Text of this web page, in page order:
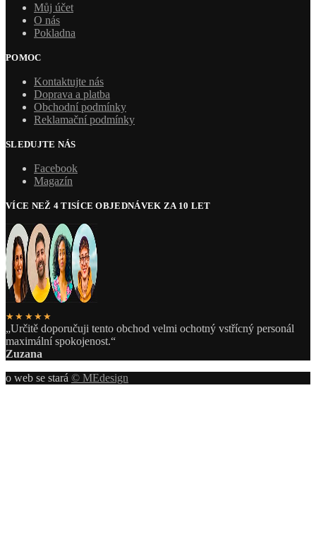
Můj účet
O nás
Pokladna
POMOC
Kontaktujte nás
Doprava a platba
Obchodní podmínky
Reklamační podmínky
SLEDUJTE NÁS
Facebook
Magazín
VÍCE NEŽ 4 TISÍCE OBJEDNÁVEK ZA 10 LET
★★★★★
„Určitě doporučuji tento obchod velmi ochotný vstřícný personál
maximální spokojenost.“
Zuzana
o web se stará © MEdesign